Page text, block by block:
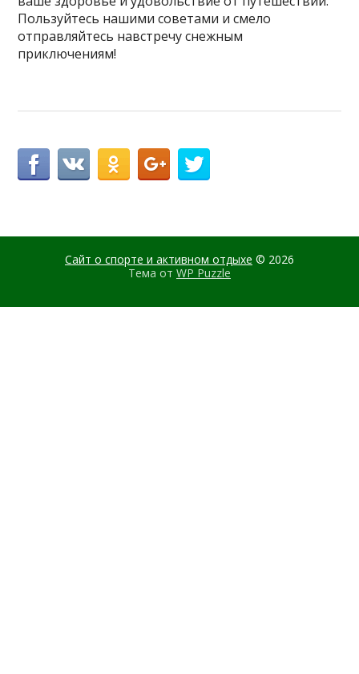
Пользуйтесь нашими советами и смело
отправляйтесь навстречу снежным
приключениям!
Сайт о спорте и активном отдыхе © 2026
Тема от WP Puzzle